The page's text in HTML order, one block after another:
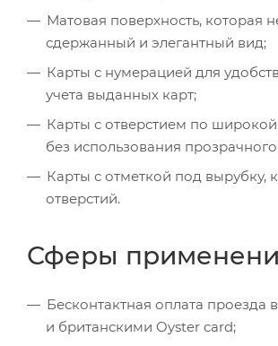
Матовая поверхность, которая
сдержанный и элегантный вид;
Карты с нумерацией для
учета выданных карт;
Карты с отверстием по
без использования
Карты с отметкой под
отверстий.
Сферы
Бесконтактная оплата
и британскими Oyster card;